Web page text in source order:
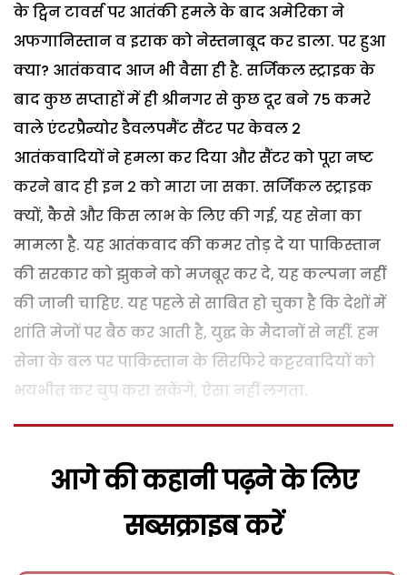
के ट्विन टावर्स पर आतंकी हमले के बाद अमेरिका ने
अफगानिस्तान व इराक को नेस्तनाबूद कर डाला. पर हुआ
क्या? आतंकवाद आज भी वैसा ही है. सर्जिकल स्ट्राइक के
बाद कुछ सप्ताहों में ही श्रीनगर से कुछ दूर बने 75 कमरे
वाले एंटरप्रैन्योर डैवलपमैंट सैंटर पर केवल 2
आतंकवादियों ने हमला कर दिया और सैंटर को पूरा नष्ट
करने बाद ही इन 2 को मारा जा सका. सर्जिकल स्ट्राइक
क्यों, कैसे और किस लाभ के लिए की गई, यह सेना का
मामला है. यह आतंकवाद की कमर तोड़ दे या पाकिस्तान
की सरकार को झुकने को मजबूर कर दे, यह कल्पना नहीं
की जानी चाहिए. यह पहले से साबित हो चुका है कि देशों में
शांति मेजों पर बैठ कर आती है, युद्घ के मैदानों से नहीं. हम
सेना के बल पर पाकिस्तान के सिरफिरे कट्टरवादियों को
भयभीत कर चुप करा सकेंगे, ऐसा नहीं लगता.
आगे की कहानी पढ़ने के लिए
सब्सक्राइब करें